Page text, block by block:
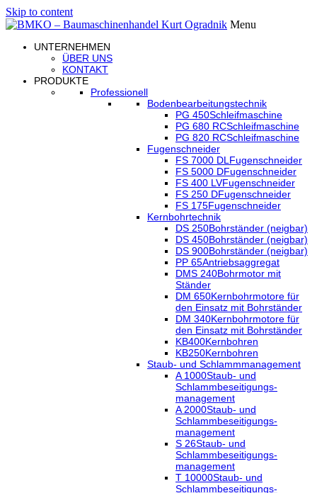
Skip to content
Menu
UNTERNEHMEN
ÜBER UNS
KONTAKT
PRODUKTE
Professionell
Bodenbearbeitungstechnik
PG 450Schleifmaschine
PG 680 RCSchleifmaschine
PG 820 RCSchleifmaschine
Fugenschneider
FS 7000 DLFugenschneider
FS 5000 DFugenschneider
FS 400 LVFugenschneider
FS 250 DFugenschneider
FS 175Fugenschneider
Kernbohrtechnik
DS 250Bohrständer (neigbar)
DS 450Bohrständer (neigbar)
DS 900Bohrständer (neigbar)
PP 65Antriebsaggregat
DMS 240Bohrmotor mit
Ständer
DM 650Kernbohrmotore für
den Einsatz mit Bohrständer
DM 340Kernbohrmotore für
den Einsatz mit Bohrständer
KB400Kernbohren
KB250Kernbohren
Staub- und Schlammmanagement
A 1000Staub- und
Schlammbeseitigungs-
management
A 2000Staub- und
Schlammbeseitigungs-
management
S 26Staub- und
Schlammbeseitigungs-
management
T 10000Staub- und
Schlammbeseitigungs-